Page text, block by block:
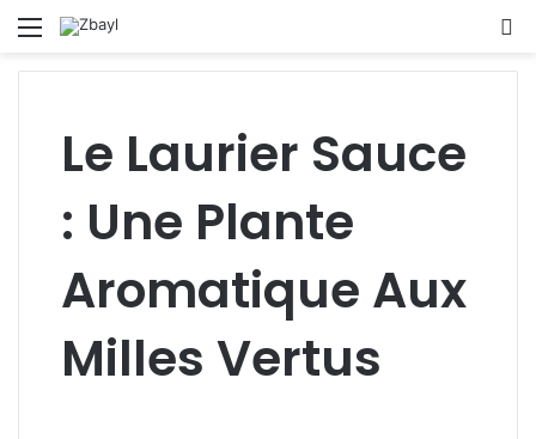
Menu
Le Laurier Sauce
: Une Plante
Aromatique Aux
Milles Vertus